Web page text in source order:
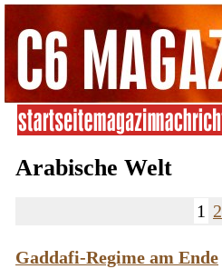
Arabische Welt
1 2
Gaddafi-Regime am Ende